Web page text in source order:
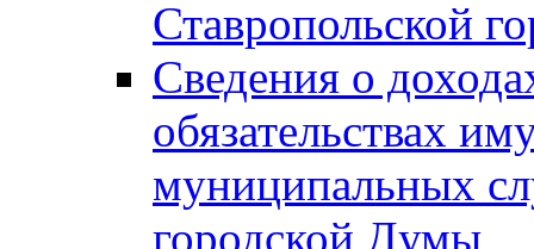
Ставропольской
Сведения о
обязательствах
муниципальных
городской Думы